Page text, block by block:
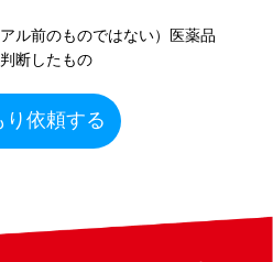
ル前のものではない）医薬品
断したもの
り依頼する